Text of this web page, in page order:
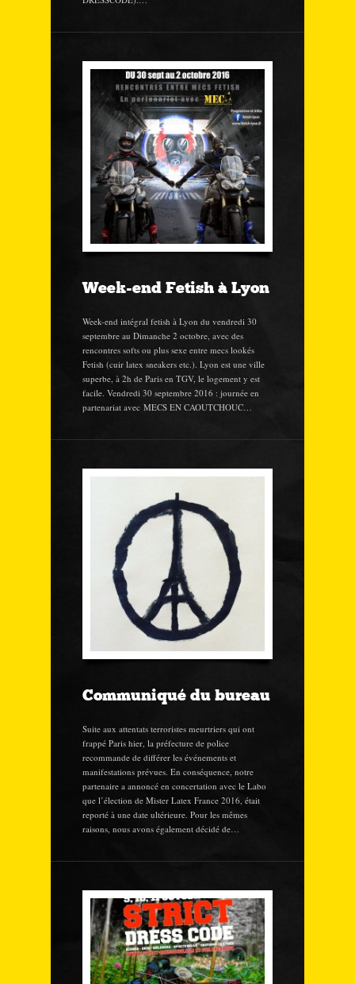
Week-end Fetish à Lyon
Week-end intégral fetish à Lyon du vendredi 30
septembre au Dimanche 2 octobre, avec des
rencontres softs ou plus sexe entre mecs lookés
Fetish (cuir latex sneakers etc.). Lyon est une ville
superbe, à 2h de Paris en TGV, le logement y est
facile. Vendredi 30 septembre 2016 : journée en
partenariat avec MECS EN CAOUTCHOUC…
Communiqué du bureau
Suite aux attentats terroristes meurtriers qui ont
frappé Paris hier, la préfecture de police
recommande de différer les événements et
manifestations prévues. En conséquence, notre
partenaire a annoncé en concertation avec le Labo
que l’élection de Mister Latex France 2016, était
reporté à une date ultérieure. Pour les mêmes
raisons, nous avons également décidé de…